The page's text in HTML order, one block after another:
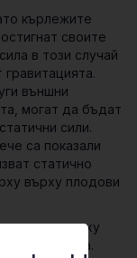
кърлежите
своите
в този случай
външни
могат да бъдат
сили.
са показали
статично
върху плодови
върху
при хората.